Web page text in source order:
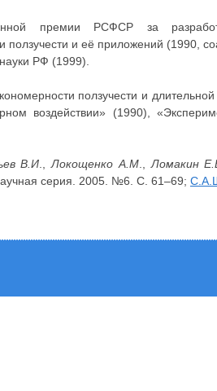
премии РСФСР за
ползучести и её приложений (1990,
РФ (1999).
ползучести и
воздействии» (1990),
В.И .,Локощенко А.М., Ломакин
серия. 2005. №6. С. 61–69;